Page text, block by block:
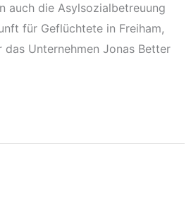
auch die Asylsozialbetreuung
für Geflüchtete in Freiham,
das Unternehmen Jonas Better